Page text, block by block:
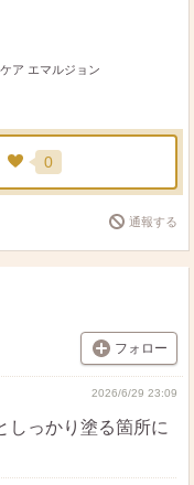
ア エマルジョン
0
通報する
フォロー
2026/6/29 23:09
しっかり塗る箇所に